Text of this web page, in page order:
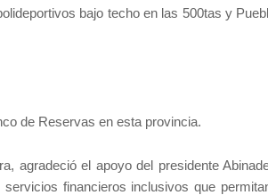
bajo techo en las 500tas y
de Reservas en esta provincia.
agradeció el apoyo del presidente
financieros inclusivos que